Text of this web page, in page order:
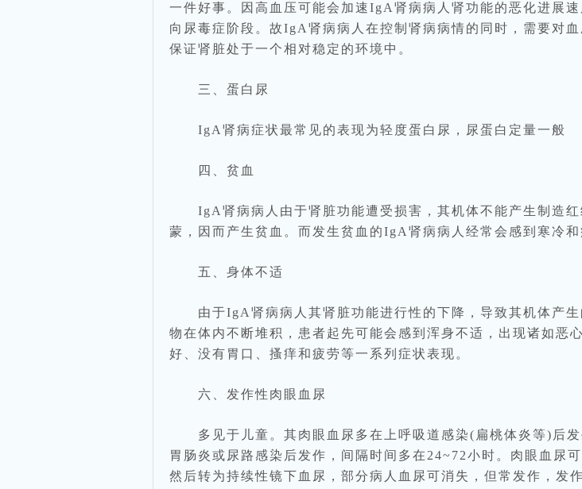
一件好事。因高血压可能会加速IgA肾病病人肾功能的恶化进展
向尿毒症阶段。故IgA肾病病人在控制肾病病情的同时，需要对血
保证肾脏处于一个相对稳定的环境中。
三、蛋白尿
IgA肾病症状最常见的表现为轻度蛋白尿，尿蛋白定量一般
四、贫血
IgA肾病病人由于肾脏功能遭受损害，其机体不能产生制造红
蒙，因而产生贫血。而发生贫血的IgA肾病病人经常会感到寒冷和
五、身体不适
由于IgA肾病病人其肾脏功能进行性的下降，导致其机体产生
物在体内不断堆积，患者起先可能会感到浑身不适，出现诸如恶
好、没有胃口、搔痒和疲劳等一系列症状表现。
六、发作性肉眼血尿
多见于儿童。其肉眼血尿多在上呼吸道感染(扁桃体炎等)后发
胃肠炎或尿路感染后发作，间隔时间多在24~72小时。肉眼血尿
然后转为持续性镜下血尿，部分病人血尿可消失，但常发作，发